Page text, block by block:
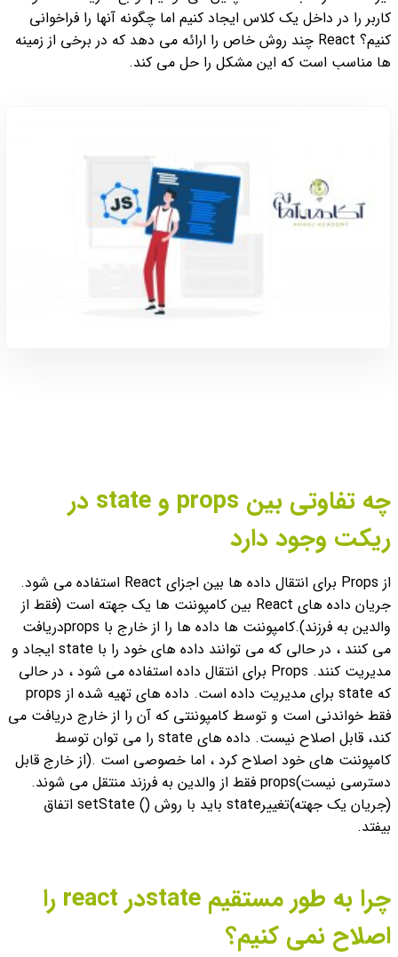
کاربر را در داخل یک کلاس ایجاد کنیم اما چگونه آنها را فراخوانی
کنیم؟ React چند روش خاص را ارائه می دهد که در برخی از زمینه
ها مناسب است که این مشکل را حل می کند.
چه تفاوتی بین props و state در
ریکت وجود دارد
از Props برای انتقال داده ها بین اجزای React استفاده می شود.
جریان داده های React بین کامپوننت ها یک جهته است (فقط از
والدین به فرزند).
کامپوننت ها داده ها را از خارج با propsدریافت
می کنند ، در حالی که می توانند داده های خود را با state ایجاد و
مدیریت کنند.
Props برای انتقال داده استفاده می شود ، در حالی
که state برای مدیریت داده است.
داده های تهیه شده از props
فقط خواندنی است و توسط کامپوننتی که آن را از خارج دریافت می
کند، قابل اصلاح نیست.
داده های state را می توان توسط
کامپوننت های خود اصلاح کرد ، اما خصوصی است .(از خارج قابل
دسترسی نیست)
props فقط از والدین به فرزند منتقل می شوند.
(جریان یک جهته)
تغییرstate باید با روش () setState اتفاق
بیفتد.
چرا به طور مستقیم stateدر react را
اصلاح نمی کنیم؟